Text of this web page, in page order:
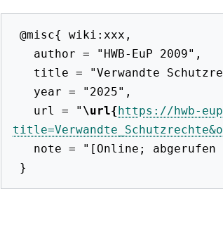
   url = "
\url{https://hwb-